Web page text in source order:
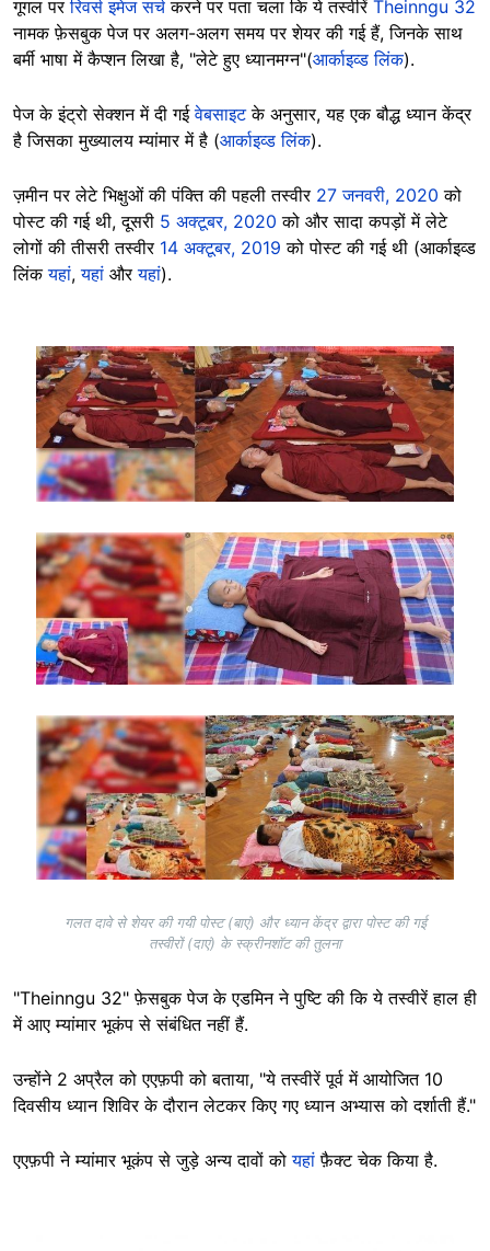
गूगल पररिवर्स इमेज सर्च करने पर पता चला कि ये तस्वीरें Theinngu 32
नामक फ़ेसबुक पेज पर अलग-अलग समय पर शेयर की गई हैं, जिनके साथ
बर्मी भाषा में कैप्शन लिखा है, "लेटे हुए ध्यानमग्न"(आर्काइव्ड लिंक).
पेज के इंट्रो सेक्शन में दी गईवेबसाइटके अनुसार, यह एक बौद्ध ध्यान केंद्र
है जिसका मुख्यालय म्यांमार में है (आर्काइव्ड लिंक).
ज़मीन पर लेटे भिक्षुओं की पंक्ति की पहली तस्वीर 27 जनवरी, 2020 को
पोस्ट की गई थी, दूसरी 5 अक्टूबर, 2020 को और सादा कपड़ों में लेटे
लोगों की तीसरी तस्वीर 14 अक्टूबर, 2019को पोस्ट की गई थी (आर्काइव्ड
लिंकयहां,यहां औरयहां).
Image
Image
Image
गलत दावे से शेयर की गयी पोस्ट (बाएं) और ध्यान केंद्र द्वारा पोस्ट की गई
तस्वीरों (दाएं) के स्क्रीनशॉट की तुलना
"Theinngu 32" फ़ेसबुक पेज के एडमिन ने पुष्टि की कि ये तस्वीरें हाल ही
में आए म्यांमार भूकंप से संबंधित नहीं हैं.
उन्होंने 2 अप्रैल को एएफ़पी को बताया, "ये तस्वीरें पूर्व में आयोजित 10
दिवसीय ध्यान शिविर के दौरान लेटकर किए गए ध्यान अभ्यास को दर्शाती हैं."
एएफ़पी ने म्यांमार भूकंप से जुड़े अन्य दावों कोयहांफ़ैक्ट चेक किया है.